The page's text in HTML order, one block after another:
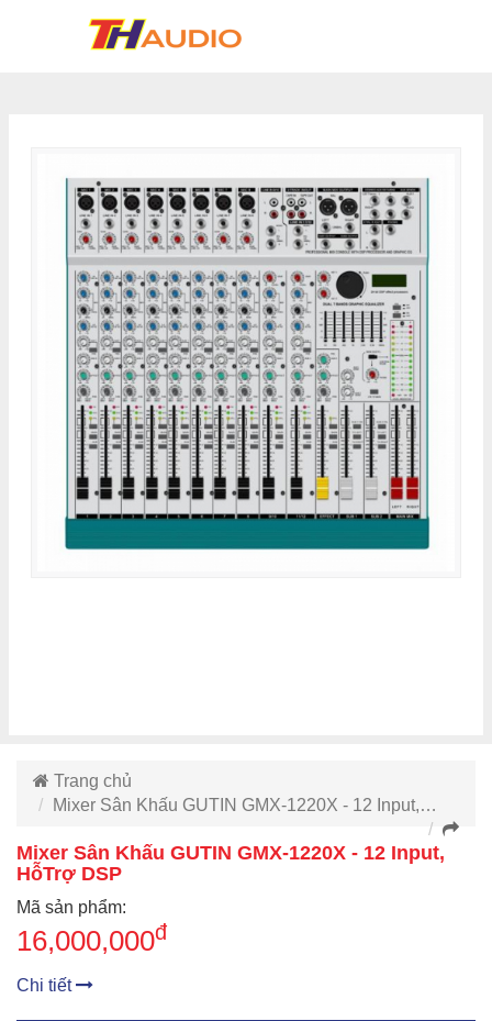
Trang chủ
Mixer Sân Khấu GUTIN GMX-1220X - 12 Input,…
Mixer Sân Khấu GUTIN GMX-1220X - 12 Input,
HỗTrợ DSP
Mã sản phẩm:
16,000,000đ
Chi tiết